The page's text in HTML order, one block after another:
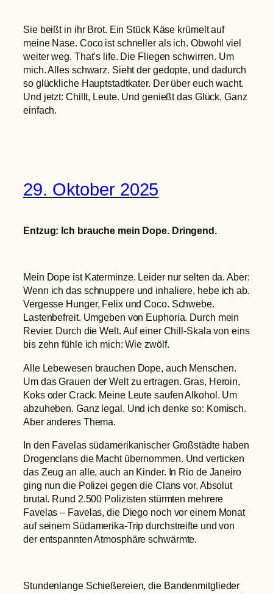
Sie beißt in ihr Brot. Ein Stück Käse krümelt auf
meine Nase. Coco ist schneller als ich. Obwohl viel
weiter weg. That’s life. Die Fliegen schwirren. Um
mich. Alles schwarz. Sieht der gedopte, und dadurch
so glückliche Hauptstadtkater. Der über euch wacht.
Und jetzt: Chillt, Leute. Und genießt das Glück. Ganz
einfach.
29. Oktober 2025
Entzug: Ich brauche mein Dope. Dringend.
Mein Dope ist Katerminze. Leider nur selten da. Aber:
Wenn ich das schnuppere und inhaliere, hebe ich ab.
Vergesse Hunger, Felix und Coco. Schwebe.
Lastenbefreit. Umgeben von Euphoria. Durch mein
Revier. Durch die Welt. Auf einer Chill-Skala von eins
bis zehn fühle ich mich: Wie zwölf.
Alle Lebewesen brauchen Dope, auch Menschen.
Um das Grauen der Welt zu ertragen. Gras, Heroin,
Koks oder Crack. Meine Leute saufen Alkohol. Um
abzuheben. Ganz legal. Und ich denke so: Komisch.
Aber anderes Thema.
In den Favelas südamerikanischer Großstädte haben
Drogenclans die Macht übernommen. Und verticken
das Zeug an alle, auch an Kinder. In Rio de Janeiro
ging nun die Polizei gegen die Clans vor. Absolut
brutal. Rund 2.500 Polizisten stürmten mehrere
Favelas – Favelas, die Diego noch vor einem Monat
auf seinem Südamerika-Trip durchstreifte und von
der entspannten Atmosphäre schwärmte.
Stundenlange Schießereien, die Bandenmitglieder